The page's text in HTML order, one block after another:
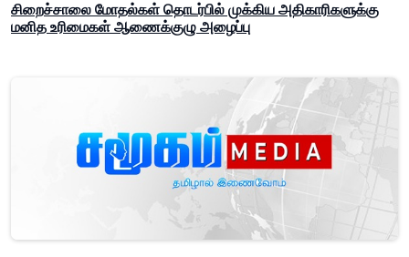
சிறைச்சாலை மோதல்கள் தொடர்பில் முக்கிய அதிகாரிகளுக்கு
மனித உரிமைகள் ஆணைக்குழு அழைப்பு